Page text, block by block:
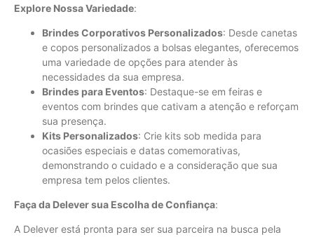
Explore Nossa Variedade:
Brindes Corporativos Personalizados: Desde canetas
e copos personalizados a bolsas elegantes, oferecemos
uma variedade de opções para atender às
necessidades da sua empresa.
Brindes para Eventos: Destaque-se em feiras e
eventos com brindes que cativam a atenção e reforçam
sua presença.
Kits Personalizados: Crie kits sob medida para
ocasiões especiais e datas comemorativas,
demonstrando o cuidado e a consideração que sua
empresa tem pelos clientes.
Faça da Delever sua Escolha de Confiança:
A Delever está pronta para ser sua parceira na busca pela